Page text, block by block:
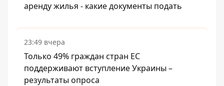
аренду жилья - какие документы подать
23:49 вчера
Только 49% граждан стран ЕС
поддерживают вступление Украины –
результаты опроса